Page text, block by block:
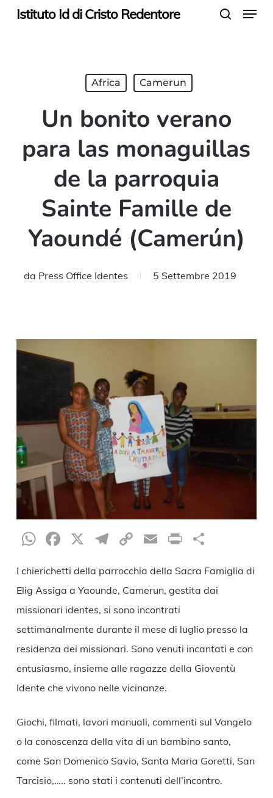
SkipIstituto Id di Cristo Redentore Menu
Africa Camerun
Un bonito verano
para las monaguillas
de la parroquia
Sainte Famille de
Yaoundé (Camerún)
da Press Office Identes 5 Settembre 2019
WhatsApp
Facebook
X Telegram
CopyEmailPrint
I chierichetti della parrocchia della Sacra Famiglia di
Elig Assiga a Yaounde, Camerun, gestita dai
missionari identes, si sono incontrati
settimanalmente durante il mese di luglio presso la
residenza dei missionari. Sono venuti incantati e con
entusiasmo, insieme alle ragazze della Gioventù
Idente che vivono nelle vicinanze.
Giochi, filmati, lavori manuali, commenti sul Vangelo
o la conoscenza della vita di un bambino santo,
come San Domenico Savio, Santa Maria Goretti, San
Tarcisio,….. sono stati i contenuti dell’incontro.